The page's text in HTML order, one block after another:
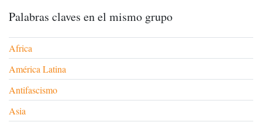
Palabras claves en el mismo grupo
Africa
América Latina
Antifascismo
Asia